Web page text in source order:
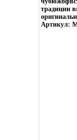
традиции
Артикул: